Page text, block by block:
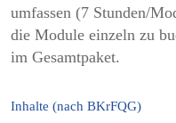
umfassen (7 Stunden/
die Module einzeln zu
im Gesamtpaket.
Inhalte (nach BKrFQG)